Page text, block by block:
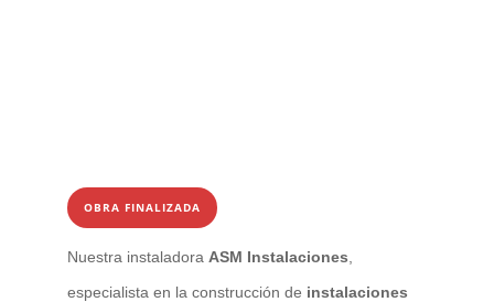
OBRA FINALIZADA
Nuestra instaladora ASM Instalaciones
especialista en la construcción de instalaciones